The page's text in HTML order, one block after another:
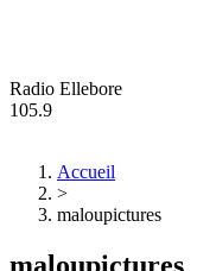
Radio Ellebore
105.9
Accueil
>
maloupictures